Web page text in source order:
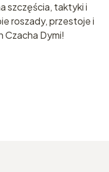
szczęścia, taktyki i
roszady, przestoje i
Dymi!